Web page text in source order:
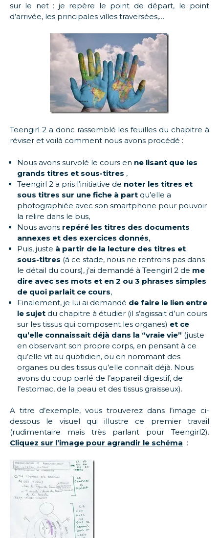
sur le net : je repère le point de départ, le point
d’arrivée, les principales villes traversées,…
Teengirl 2 a donc rassemblé les feuilles du chapitre à
réviser et voilà comment nous avons procédé :
Nous avons survolé le cours en ne lisant que les
grands titres et sous-titres ,
Teengirl 2 a pris l’initiative de noter les titres et
sous titres sur une fiche à part qu’elle a
photographiée avec son smartphone pour pouvoir
la relire dans le bus,
Nous avons repéré les titres des documents
annexes et des exercices donnés,
Puis, juste à partir de la lecture des titres et
sous-titres (à ce stade, nous ne rentrons pas dans
le détail du cours), j’ai demandé à Teengirl 2 de me
dire avec ses mots et en 2 ou 3 phrases simples
de quoi parlait ce cours,
Finalement, je lui ai demandé de faire le lien entre
le sujet du chapitre à étudier (il s’agissait d’un cours
sur les tissus qui composent les organes) et ce
qu’elle connaissait déjà dans la “vraie vie” (juste
en observant son propre corps, en pensant à ce
qu’elle vit au quotidien, ou en nommant des
organes ou des tissus qu’elle connaît déjà. Nous
avons du coup parlé de l’appareil digestif, de
l’estomac, de la peau et des tissus graisseux).
A titre d’exemple, vous trouverez dans l’image ci-
dessous le visuel qui illustre ce premier travail
(rudimentaire mais très parlant pour Teengirl2).
Cliquez sur l’image pour agrandir le schéma :